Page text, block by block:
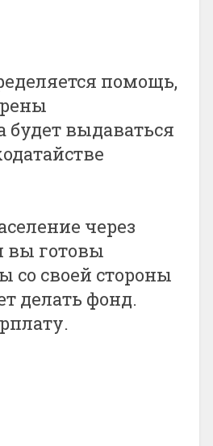
помощь,
будет выдаваться
через
вы готовы
своей стороны
делать фонд.